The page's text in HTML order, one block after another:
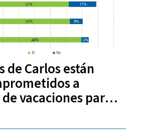
de Carlos están
a
vacaciones para